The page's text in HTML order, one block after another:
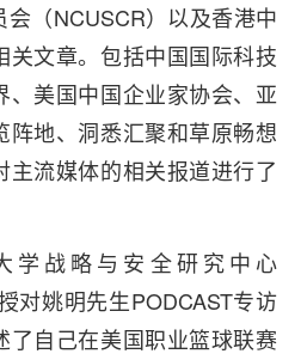
（NCUSCR）以及香港中
关文章。包括中国国际科技
、美国中国企业家协会、亚
阵地、洞悉汇聚和草原畅想
流媒体的相关报道进行了
学战略与安全研究中心
对姚明先生PODCAST专访
了自己在美国职业篮球联赛